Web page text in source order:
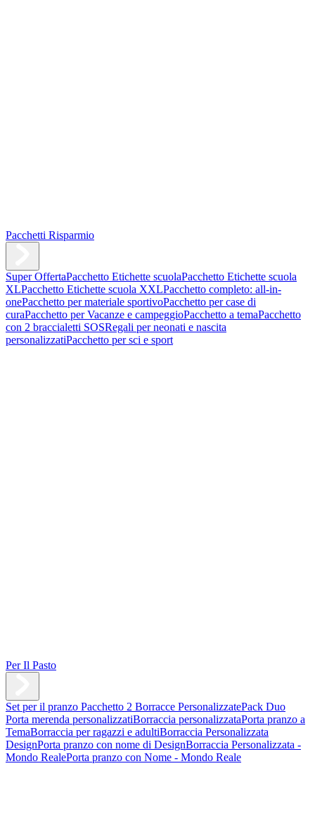
Pacchetti Risparmio
Super OffertaPacchetto Etichette scuolaPacchetto Etichette scuola
XLPacchetto Etichette scuola XXLPacchetto completo: all-in-
onePacchetto per materiale sportivoPacchetto per case di
curaPacchetto per Vacanze e campeggioPacchetto a temaPacchetto
con 2 braccialetti SOSRegali per neonati e nascita
personalizzatiPacchetto per sci e sport
Per Il Pasto
Set per il pranzo Pacchetto 2 Borracce PersonalizzatePack Duo
Porta merenda personalizzatiBorraccia personalizzataPorta pranzo a
TemaBorraccia per ragazzi e adultiBorraccia Personalizzata
DesignPorta pranzo con nome di DesignBorraccia Personalizzata -
Mondo RealePorta pranzo con Nome - Mondo Reale